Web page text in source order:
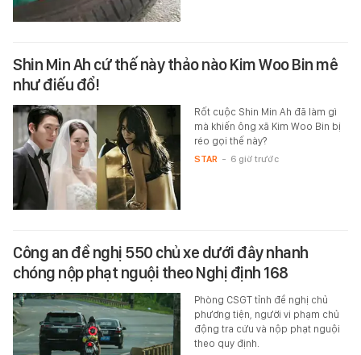
Shin Min Ah cứ thế này thảo nào Kim Woo Bin mê
như điếu đổ!
Rốt cuộc Shin Min Ah đã làm gì
mà khiến ông xã Kim Woo Bin bị
réo gọi thế này?
STAR - 6 giờ trước
Công an đề nghị 550 chủ xe dưới đây nhanh
chóng nộp phạt nguội theo Nghị định 168
Phòng CSGT tỉnh đề nghị chủ
phương tiện, người vi phạm chủ
động tra cứu và nộp phạt nguội
theo quy định.